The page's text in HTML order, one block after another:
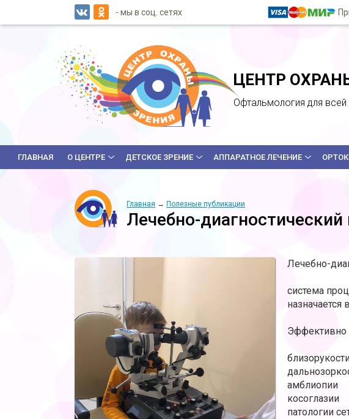
- мы в соц. сетях
ЦЕНТР
Офтальмология для
ГЛАВНАЯ О ЦЕНТРЕ ДЕТСКОЕ ЗРЕНИЕ АППАРАТНОЕ ЛЕЧЕНИЕ
Главная → Полезные публикации
Лечебно-
Лечебно-
система
назначается
Эффективно
амблиопии
косоглазии
патологии